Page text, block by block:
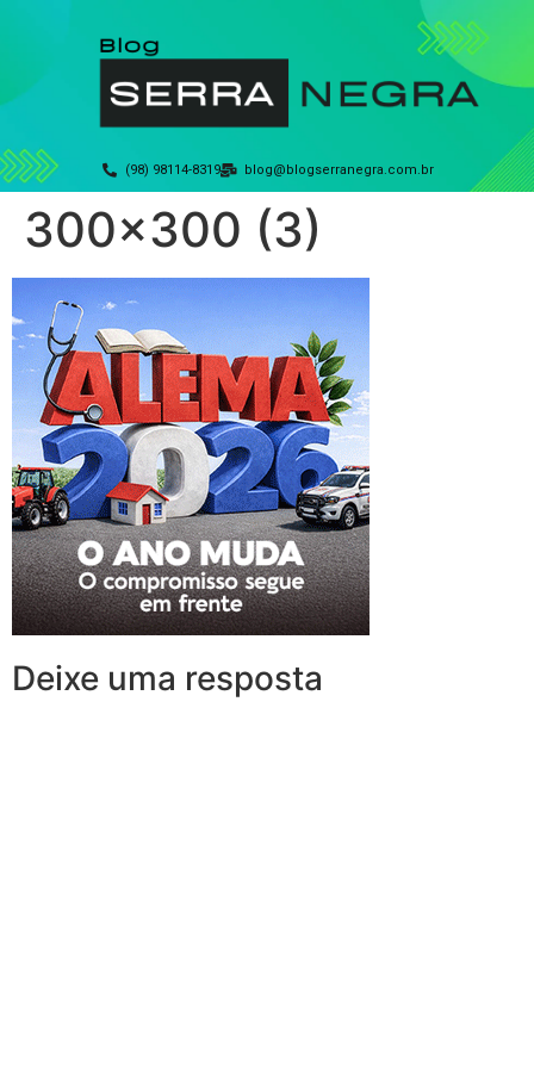
(98) 98114-8319 blog@blogserranegra.com.br
300×300 (3)
Deixe uma resposta